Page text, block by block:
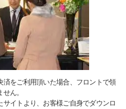
済をご利用頂いた場合、フロントで領
ん。
サイトより、お客様ご自身でダウンロ